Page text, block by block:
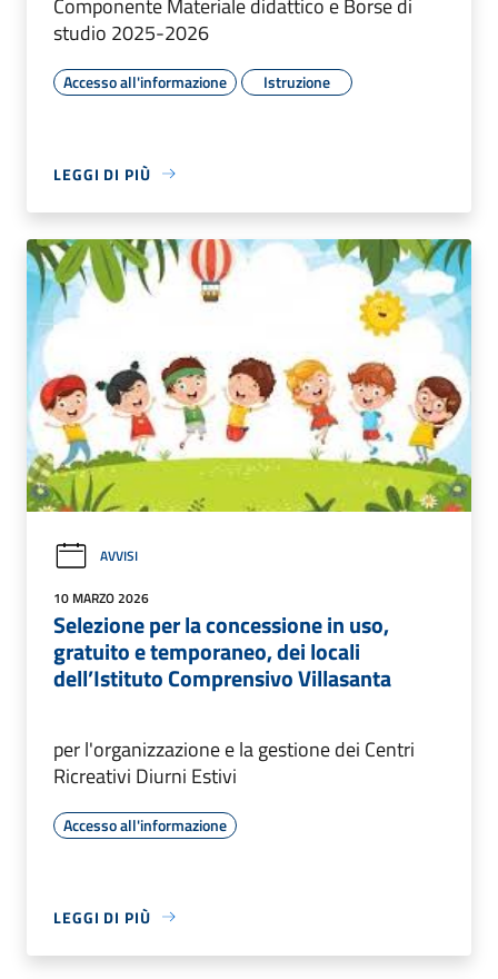
studio 2025-2026
Accesso all'informazione Istruzione
LEGGI DI PIÙ
AVVISI
10 MARZO 2026
Selezione per la concessione in uso,
gratuito e temporaneo, dei locali
dell’Istituto Comprensivo Villasanta
per l'organizzazione e la gestione dei Centri
Ricreativi Diurni Estivi
Accesso all'informazione
LEGGI DI PIÙ